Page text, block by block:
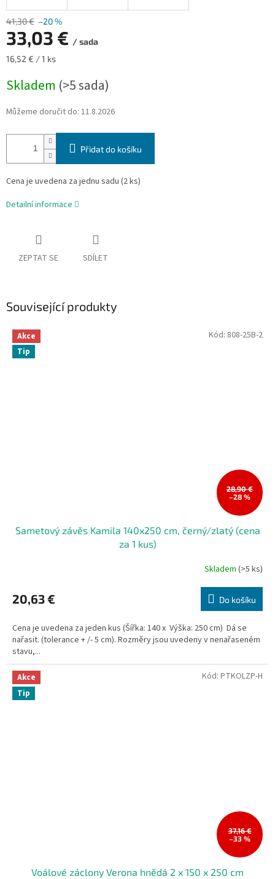
41,30 € –20 %
33,03 € / sada
Měrná
16,52 € / 1 ks
Skladem (>5 sada)
Můžeme doručit do: 11.8.2026
Přidat do košíku
Cena je uvedena za jednu sadu (2 ks)
Detailní informace
ZEPTAT SE SDÍLET
Související produkty
Akce
Tip
28,90 €
–28 %
Sametový závěs Kamila 140x250 cm, černý/zlatý (cena
za 1 kus)
Skladem (>5 ks)
20,63 € Do košíku
Cena je uvedena za jeden kus (Šířka: 140 x Výška: 250 cm) Dá se
nařasit. (tolerance + /- 5 cm). Rozměry jsou uvedeny v nenařaseném
stavu,...
Kód: 808-25B-2
Akce
Tip
37,16 €
–33 %
Voálové záclony Verona hnědá 2 x 150 x 250 cm
Kód: PTKOLZP-H